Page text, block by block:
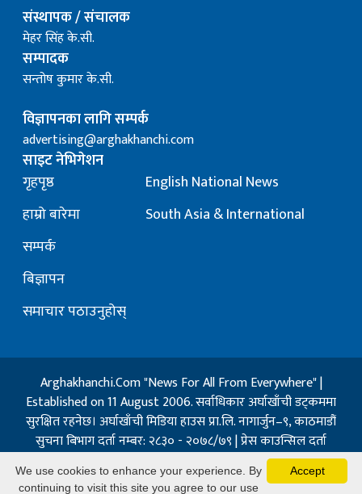
संस्थापक / संचालक
मेहर सिंह के.सी.
सम्पादक
सन्तोष कुमार के.सी.
विज्ञापनका लागि सम्पर्क
advertising@arghakhanchi.com
साइट नेभिगेशन
गृहपृष्ठ
हाम्रो बारेमा
सम्पर्क
बिज्ञापन
समाचार पठाउनुहोस्
English National News
South Asia & International
Arghakhanchi.Com "News For All From Everywhere" |
Established on 11 August 2006. सर्वाधिकार अर्घाखाँची डट्कममा
सुरक्षित रहनेछ। अर्घाखाँची मिडिया हाउस प्रा.लि. नागार्जुन–९, काठमाडौं
सुचना बिभाग दर्ता नम्बर: २८३० - २०७८/७९ | प्रेस काउन्सिल दर्ता
नम्बर: १३२ / २०७३-०४-२१ | जिप्रका सि- नम्बर: ७, दर्ता नम्बर
७-०६७-६८
Accept
We use cookies to enhance your experience. By
continuing to visit this site you agree to our use